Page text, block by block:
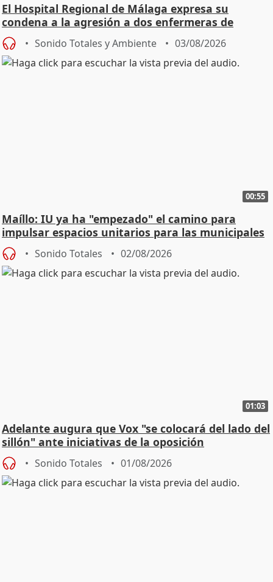
El Hospital Regional de Málaga expresa su
condena a la agresión a dos enfermeras de
Urgencias
Sonido Totales y Ambiente 03/08/2026
00:55
Maíllo: IU ya ha "empezado" el camino para
impulsar espacios unitarios para las municipales
Sonido Totales 02/08/2026
01:03
Adelante augura que Vox "se colocará del lado del
sillón" ante iniciativas de la oposición
Sonido Totales 01/08/2026